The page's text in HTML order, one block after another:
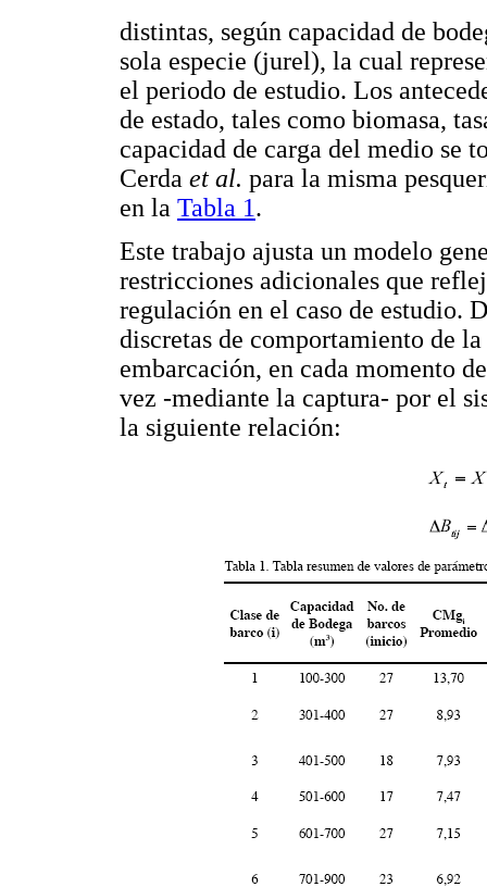
distintas, según capacidad de
sola especie (jurel), la cual
el periodo de estudio. Los
de estado, tales como biomasa,
capacidad de carga del medio se
Cerda et al. para la misma
en la Tabla 1.
Este trabajo ajusta un modelo
restricciones adicionales que
regulación en el caso de estudio.
discretas de comportamiento de
embarcación, en cada momento
vez -mediante la captura- por el
la siguiente relación: